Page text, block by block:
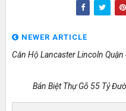
NEWER ARTICLE
Căn Hộ Lancaster Lincoln
Bán Biệt Thự Gỗ 55 Tỷ